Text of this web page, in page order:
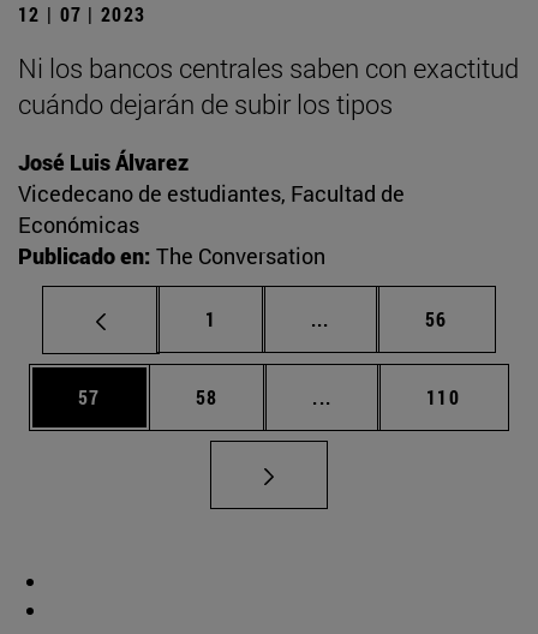
12 | 07 | 2023
Ni los bancos centrales saben con exactitud
cuándo dejarán de subir los tipos
José Luis Álvarez
Vicedecano de estudiantes, Facultad de
Económicas
Publicado en: The Conversation
Página
1 ... Páginas intermedias
Página
56
Página
57 Página
58 ... Páginas intermedias
Página
110